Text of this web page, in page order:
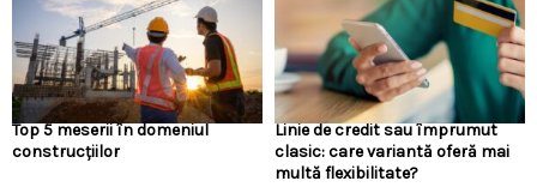
Top 5 meserii în domeniul
construcțiilor
Linie de credit sau împrumut
clasic: care variantă oferă mai
multă flexibilitate?